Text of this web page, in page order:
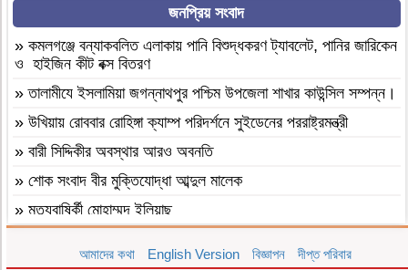
শোক সংবাদ॥ রসমোহন সিংহ ॥
ফ্যাসিবাদবিরোধী সমন্বিত শক্তির ফল জুলাই আন্দোলন: রেদোয়ান মাজহারি
» বগুড়া আদমদীঘিতে হিন্দু গৃহবধূকে শ্লীলতাহানির চেষ্টার অভিযোগে
গ্রেপ্তার-১
দশ বছ‌রে গ্রামীণ‌ফো‌সের মাইজিপি অ্যাপ
বগুড়া আদমদীঘিতে বাসা বাড়ীতে দুঃসাহসিক চুরি সংঘটিত
দুপচাঁচিয়া ট্রেনে কাটা পড়ে যুবকের মৃত্যু
চারপাশে সবকিছু আগের মতোই আছে, শুধু তোমরাই নেই”—উলুয়াইল
মাদ্রাসায় আলিম পরীক্ষার্থী ২০২৬ এর অশ্রুসিক্ত বিদায়।
সিলেট রেঞ্জের শ্রেষ্ঠ অফিসার ইনচার্জ নির্বাচিত হলেন মৌলভীবাজার মডেল
জনপ্রিয় সংবাদ
» কমলগঞ্জে বন্যাকবলিত এলাকায় পানি বিশুদ্ধকরণ ট্যাবলেট, পানির জারিকেন
ও হাইজিন কীট বক্স বিতরণ
»‎তালামীযে ইসলামিয়া জগন্নাথপুর পশ্চিম উপজেলা শাখার কাউন্সিল সম্পন্ন।
» উখিয়ায় রোববার রোহিঙ্গা ক্যাম্প পরিদর্শনে সুইডেনের পররাষ্ট্রমন্ত্রী
» বারী সিদ্দিকীর অবস্থার আরও অবনতি
» শোক সংবাদ বীর মুক্তিযোদ্ধা আব্দুল মালেক
» মৃত্যুবাষির্কী মোহাম্মদ ইলিয়াছ
আমাদের কথা English Version বিজ্ঞাপন দীপ্ত পরিবার